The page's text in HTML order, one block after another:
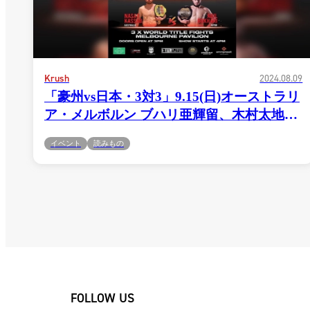
Krush 2024.08.09
「豪州vs日本・3対3」9.15(日)オーストラリ
ア・メルボルン ブハリ亜輝留、木村太地、
定！
イベント 読みもの
FOLLOW US